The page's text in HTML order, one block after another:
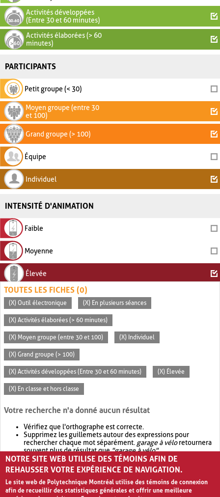
Activités développées
(Entre 30 et 60 minutes)
Activités élaborées (> 60
minutes)
PARTICIPANTS
Petit groupe (< 30)
Moyen groupe (entre 30
et 100)
Grand groupe (> 100)
Équipe
Individuel
INTENSITÉ D'ANIMATION
Faible
Moyenne
Élevée
TOUTES LES FICHES (0)
(X) Outil électronique (X) En plusieurs séances
(X) Activités élaborées (> 60 minutes)
(X) Moyen groupe (entre 30 et 100) (X) Individuel
(X) Grand groupe (> 100)
(X) Activités développées (Entre 30 et 60 minutes) (X) Élevée
(X) En classe et hors classe
Votre recherche n'a donné aucun résultat
Vérifiez que l'orthographe est correcte.
Supprimez les guillemets autour des expressions pour
rechercher chaque mot séparément. garage à véloretournera
souvent plus de résultat que"garage à vélo".
Envisagez d'élargir votre recherche avec OR.garage OR vélo
retournera souvent plus de résultat quegarage à vélo
NOTRE SITE WEB UTILISE DES TÉMOINS AFIN DE
REHAUSSER VOTRE EXPÉRIENCE DE NAVIGATION.
Le site web de Polytechnique Montréal utilise des témoins de connexion
afin de recueillir des statistiques générales et offrir une meilleure